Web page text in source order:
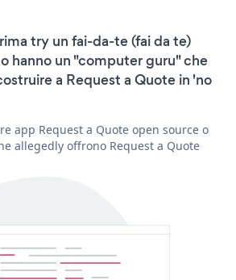
try un fai-da-te (fai da te)
hanno un "computer guru" che
a Request a Quote in 'no
app Request a Quote open source o
allegedly offrono Request a Quote